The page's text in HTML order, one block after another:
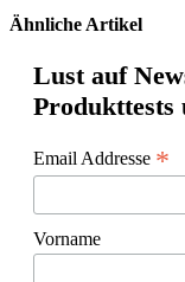
Ähnliche Artikel
Lust auf
Produkttests
Email Addresse *
Vorname